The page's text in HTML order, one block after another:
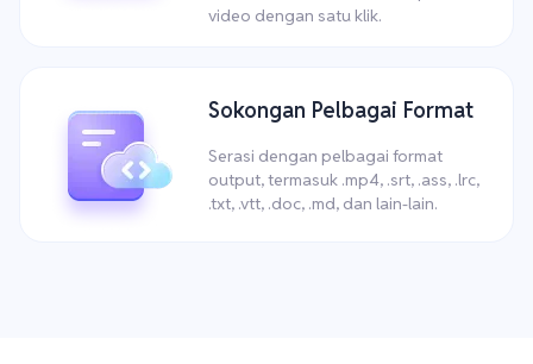
video dengan satu klik.
Sokongan Pelbagai Format
Serasi dengan pelbagai format
output, termasuk .mp4, .srt, .ass, .lrc,
.txt, .vtt, .doc, .md, dan lain-lain.